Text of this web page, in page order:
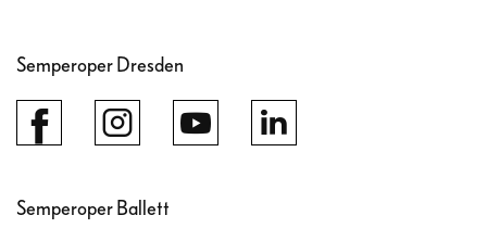
Semperoper Dresden
Semperoper Ballett